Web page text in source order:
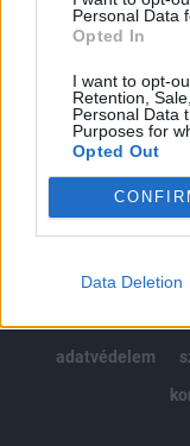
Personal Data
Opted In
I want to opt-
Retention,
Personal Data
Purposes for
Opted Out
Data Deletion
MÁR
adatvédelem